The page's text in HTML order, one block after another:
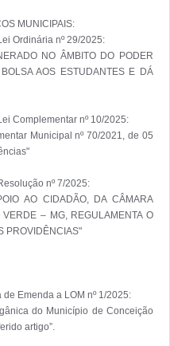
MUNICIPAIS:
Ordinária nº 29/2025:
NO ÂMBITO DO PODER
AOS ESTUDANTES E DÁ
Complementar nº 10/2025:
Municipal nº 70/2021, de 05
nº 7/2025:
AO CIDADÃO, DA CÂMARA
– MG, REGULAMENTA O
PROVIDÊNCIAS"
Emenda a LOM nº 1/2025:
do Município de Conceição
artigo”.